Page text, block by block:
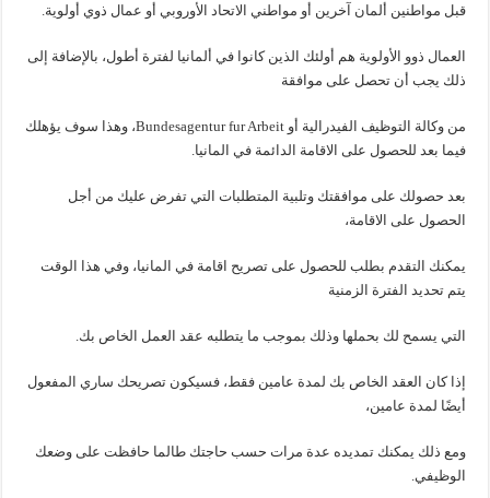
قبل مواطنين ألمان آخرين أو مواطني الاتحاد الأوروبي أو عمال ذوي أولوية.
العمال ذوو الأولوية هم أولئك الذين كانوا في ألمانيا لفترة أطول، بالإضافة إلى
ذلك يجب أن تحصل على موافقة
من وكالة التوظيف الفيدرالية أو Bundesagentur fur Arbeit، وهذا سوف يؤهلك
فيما بعد للحصول على الاقامة الدائمة في المانيا.
بعد حصولك على موافقتك وتلبية المتطلبات التي تفرض عليك من أجل
الحصول على الاقامة،
يمكنك التقدم بطلب للحصول على تصريح اقامة في المانيا، وفي هذا الوقت
يتم تحديد الفترة الزمنية
التي يسمح لك بحملها وذلك بموجب ما يتطلبه عقد العمل الخاص بك.
إذا كان العقد الخاص بك لمدة عامين فقط، فسيكون تصريحك ساري المفعول
أيضًا لمدة عامين،
ومع ذلك يمكنك تمديده عدة مرات حسب حاجتك طالما حافظت على وضعك
الوظيفي.